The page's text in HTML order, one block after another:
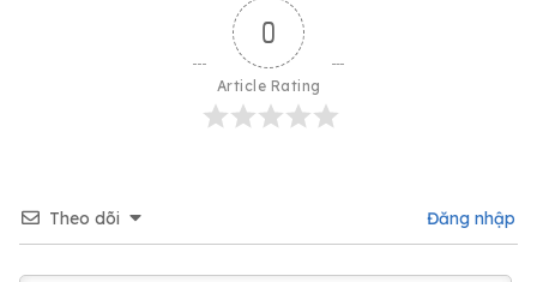
0
Article Rating
Theo dõi Đăng nhập